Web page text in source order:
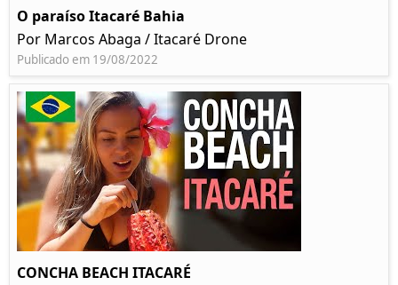
O paraíso Itacaré Bahia
Por Marcos Abaga / Itacaré Drone
Publicado em 19/08/2022
CONCHA BEACH ITACARÉ